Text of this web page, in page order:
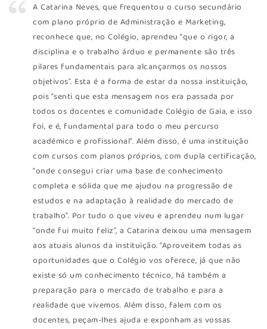
A Catarina Neves, que frequentou o curso secundário
com plano próprio de Administração e Marketing,
reconhece que, no Colégio, aprendeu “que o rigor, a
disciplina e o trabalho árduo e permanente são três
pilares fundamentais para alcançarmos os nossos
objetivos”. Esta é a forma de estar da nossa instituição,
pois “senti que esta mensagem nos era passada por
todos os docentes e comunidade Colégio de Gaia, e isso
foi, e é, fundamental para todo o meu percurso
académico e profissional”. Além disso, é uma instituição
com cursos com planos próprios, com dupla certificação,
“onde consegui criar uma base de conhecimento
completa e sólida que me ajudou na progressão de
estudos e na adaptação à realidade do mercado de
trabalho”. Por tudo o que viveu e aprendeu num lugar
“onde fui muito feliz”, a Catarina deixou uma mensagem
aos atuais alunos da instituição. “Aproveitem todas as
oportunidades que o Colégio vos oferece, já que não
existe só um conhecimento técnico, há também a
preparação para o mercado de trabalho e para a
realidade que vivemos. Além disso, falem com os
docentes, peçam-lhes ajuda e exponham as vossas